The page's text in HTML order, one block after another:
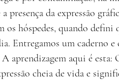
presença da expressão
os hóspedes, quando defini
Entregamos um caderno e
aprendizagem aqui é esta:
cheia de vida e